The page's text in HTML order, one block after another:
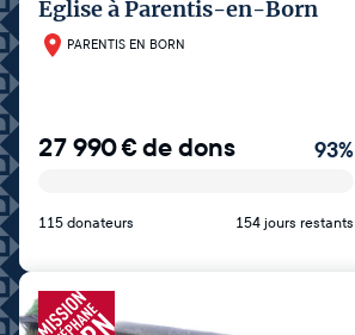
Eglise à Parentis-en-Born
PARENTIS EN BORN
27 990€de dons 93%
115 donateurs 154 jours restants